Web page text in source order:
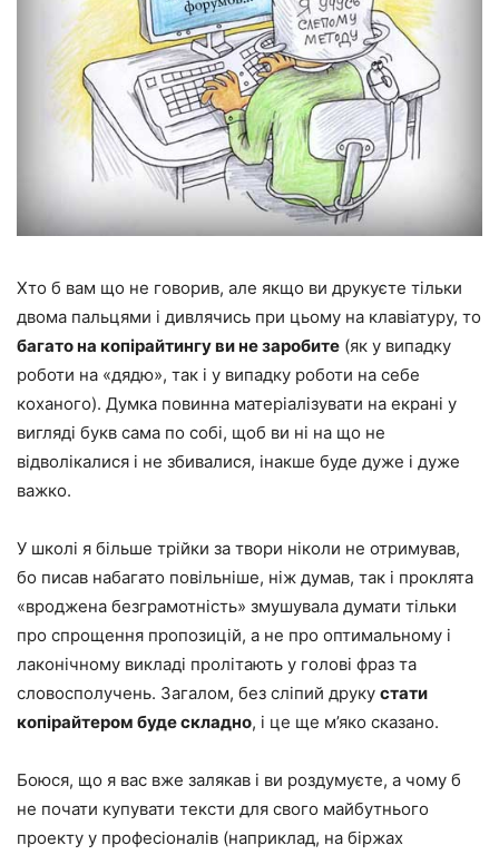
Хто б вам що не говорив, але якщо ви друкуєте тільки
двома пальцями і дивлячись при цьому на клавіатуру, то
багато на копірайтингу ви не заробите (як у випадку
роботи на «дядю», так і у випадку роботи на себе
коханого). Думка повинна матеріалізувати на екрані у
вигляді букв сама по собі, щоб ви ні на що не
відволікалися і не збивалися, інакше буде дуже і дуже
важко.
У школі я більше трійки за твори ніколи не отримував,
бо писав набагато повільніше, ніж думав, так і проклята
«вроджена безграмотність» змушувала думати тільки
про спрощення пропозицій, а не про оптимальному і
лаконічному викладі пролітають у голові фраз та
словосполучень. Загалом, без сліпий друку стати
копірайтером буде складно, і це ще м’яко сказано.
Боюся, що я вас вже залякав і ви роздумуєте, а чому б
не почати купувати тексти для свого майбутнього
проекту у професіоналів (наприклад, на біржах